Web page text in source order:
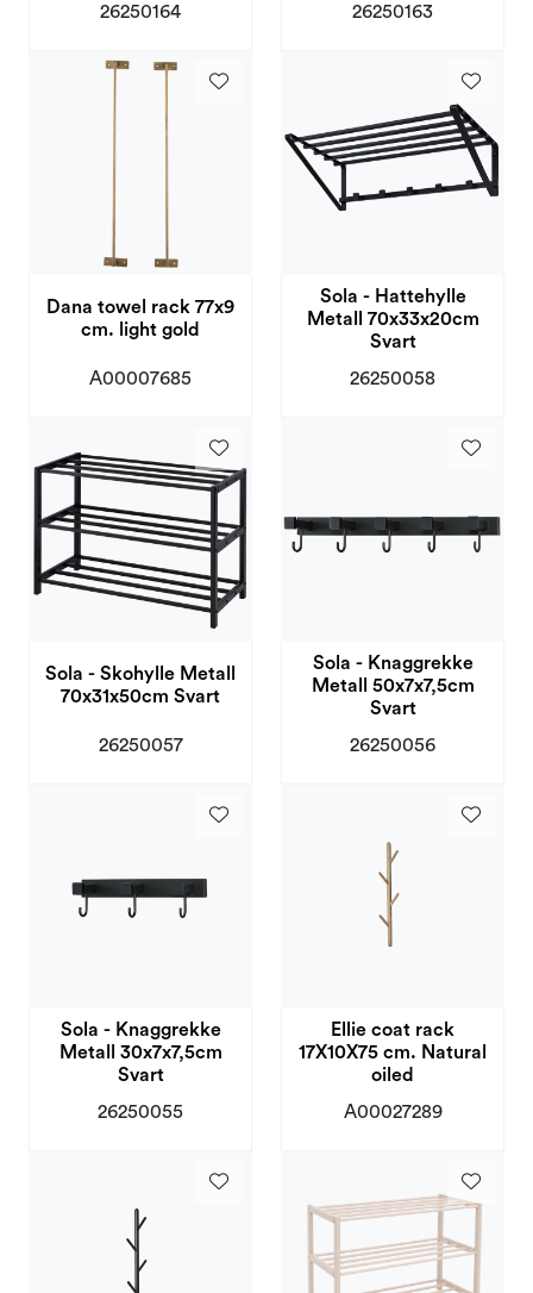
26250164
26250163
Dana towel rack 77x9
cm. light gold
A00007685
Sola - Hattehylle
Metall 70x33x20cm
Svart
26250058
Sola - Skohylle Metall
70x31x50cm Svart
26250057
Sola - Knaggrekke
Metall 50x7x7,5cm
Svart
26250056
Sola - Knaggrekke
Metall 30x7x7,5cm
Svart
26250055
Ellie coat rack
17X10X75 cm. Natural
oiled
A00027289